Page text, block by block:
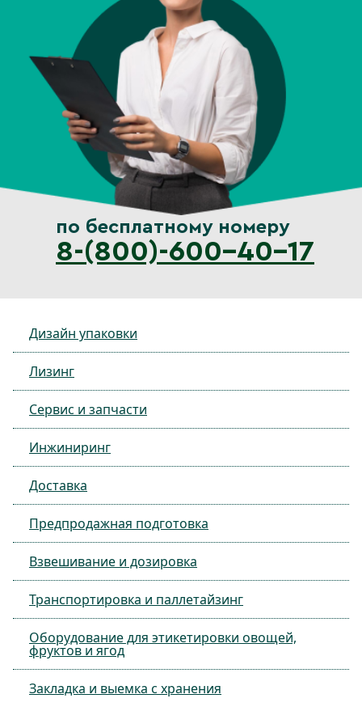
по бесплатному номеру
8-(800)-600-40-17
Дизайн упаковки
Лизинг
Сервис и запчасти
Инжиниринг
Доставка
Предпродажная подготовка
Взвешивание и дозировка
Транспортировка и паллетайзинг
Оборудование для этикетировки овощей,
фруктов и ягод
Закладка и выемка с хранения